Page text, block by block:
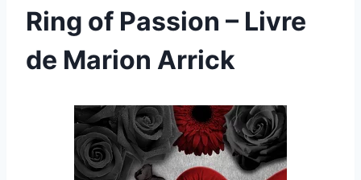
Ring of Passion – Livre
de Marion Arrick